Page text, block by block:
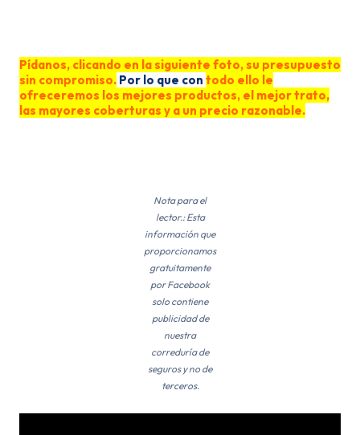
Pídanos, clicando en la siguiente foto, su presupuesto
sin compromiso. Por lo que con todo ello le
ofreceremos los mejores productos, el mejor trato,
las mayores coberturas y a un precio razonable.
Nota para el
lector.: Esta
información que
proporcionamos
gratuitamente
por Facebook
solo contiene
publicidad de
nuestra
correduría de
seguros y no de
terceros.